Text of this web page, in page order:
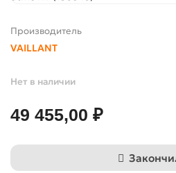
Производитель
VAILLANT
Нет в наличии
49 455,00 ₽